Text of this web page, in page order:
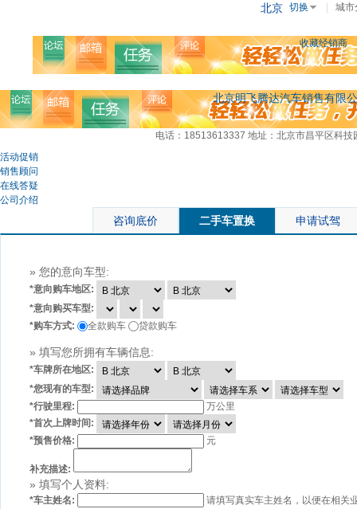
北京 切换 城市
收藏经销商
北京明飞腾达汽车销售有限
电话：18513613337 地址：北京市昌平区科技
活动促销
销售顾问
在线答疑
公司介绍
咨询底价 二手车置换 申请试驾
» 您的意向车型:
*意向购车地区:
*意向购买车型:
*购车方式: 全款购车 贷款购车
» 填写您所拥有车辆信息:
*车牌所在地区:
*您现有的车型:
*行驶里程:
万公里
*首次上牌时间:
*预售价格: 元
补充描述:
» 填写个人资料:
*车主姓名:
请填写真实车主姓名，以便在相关